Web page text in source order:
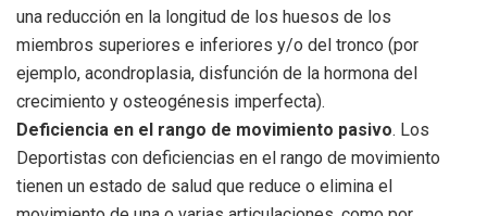
una reducción en la longitud de los huesos de los
miembros superiores e inferiores y/o del tronco (por
ejemplo, acondroplasia, disfunción de la hormona del
crecimiento y osteogénesis imperfecta).
Deficiencia en el rango de movimiento pasivo. Los
Deportistas con deficiencias en el rango de movimiento
tienen un estado de salud que reduce o elimina el